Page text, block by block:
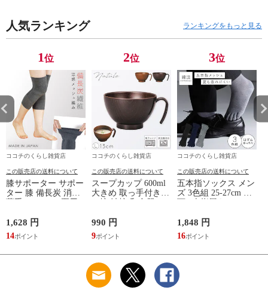
ゼント 敬老の日 男
性用 安眠サポート
プルデザイン 杢グレ
ームウェア リカバリ
パが良い お得 安い
ームウェア リカバリ
人気ランキング ランキングをもっと見る
1位
ココチのくらし雑貨店
この販売店の送料について
膝サポーター サポー
ター 膝 備長炭 消臭
止 グッズ 夏 備長炭
メッシュサポーター
1,628 円
14
2位
ココチのくらし雑貨店
この販売店の送料について
スープカップ 600ml
大きめ 取っ手付き
対応 レンジ 割れな
い 軽い 木目 Natule
レンジ手付木目椀 L
990 円
9
3位
ココチのくらし雑貨店
この販売店の送料について
五本指ソックス メン
ズ 3色組 25-27cm 靴
い ベーシックカラー
ゆったりメッシュメ
ンズ5本指ソックス
1,848 円
16